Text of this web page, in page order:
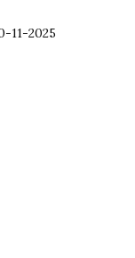
11-2025